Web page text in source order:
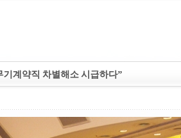
계약직 차별해소 시급하다”